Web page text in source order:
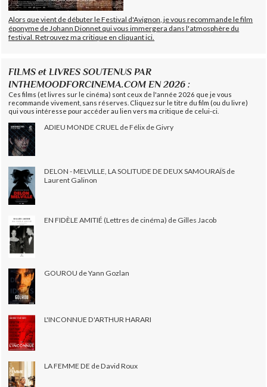
Alors que vient de débuter le Festival d'Avignon, je vous recommande le film
éponyme de Johann Dionnet qui vous immergera dans l'atmosphère du
festival. Retrouvez ma critique en cliquant ici.
FILMS et LIVRES SOUTENUS PAR
INTHEMOODFORCINEMA.COM EN 2026 :
Ces films (et livres sur le cinéma) sont ceux de l'année 2026 que je vous
recommande vivement, sans réserves. Cliquez sur le titre du film (ou du livre)
qui vous intéresse pour accéder au lien vers ma critique de celui-ci.
ADIEU MONDE CRUEL de Félix de Givry
DELON - MELVILLE, LA SOLITUDE DE DEUX SAMOURAÏS de
Laurent Galinon
EN FIDÈLE AMITIÉ (Lettres de cinéma) de Gilles Jacob
GOUROU de Yann Gozlan
L'INCONNUE D'ARTHUR HARARI
LA FEMME DE de David Roux